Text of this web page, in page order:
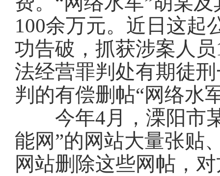
100余万元。近日这起
功告破，抓获涉案人
法经营罪判处有期徒
判的有偿删帖“网络水
今年4月，溧阳市某
能网”的网站大量张贴
网站删除这些网帖，